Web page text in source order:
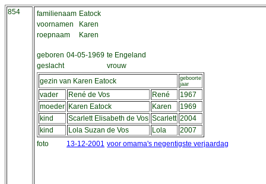
854 familienaam Eatock
voornamen
Karen
roepnaam
Karen
geboren 04-05-1969 te Engeland
geslacht
vrouw
gezin van Karen Eatock
geboorte
jaar
vader René de Vos René
1967
moeder Karen Eatock Karen
1969
kind
Scarlett Elisabeth de Vos Scarlett 2004
kind
Lola Suzan de Vos Lola
2007
foto
13-12-2001 voor omama's negentigste verjaardag